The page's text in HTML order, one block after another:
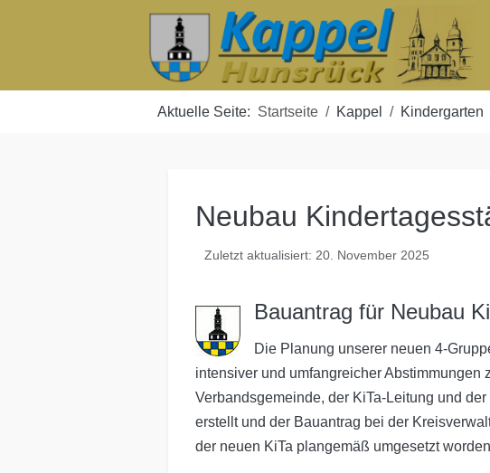
Aktuelle Seite: Startseite Kappel Kindergarten
Neubau
Zuletzt aktualisiert: 20. November 2025
Bauantrag für Neubau
Die Planung unserer neuen 4-
intensiver und umfangreicher
Verbandsgemeinde, der KiTa-Leitung und
erstellt und der Bauantrag bei der
der neuen KiTa plangemäß umgesetzt